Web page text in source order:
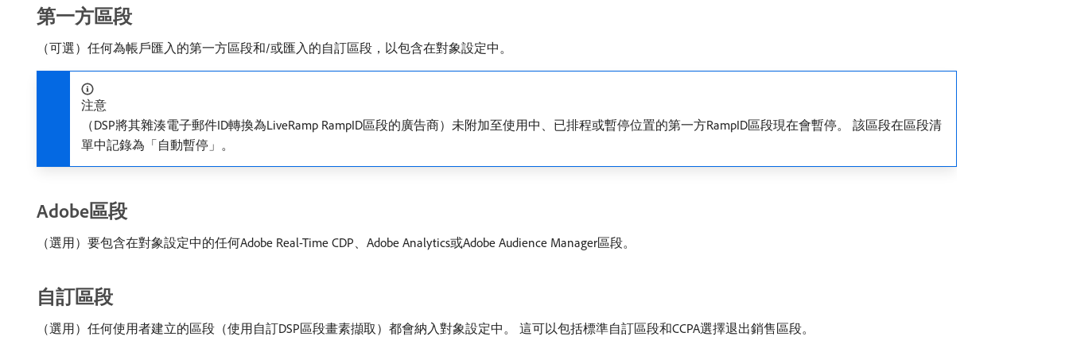
第一方區段
（可選）任何為帳戶匯入的第一方區段和/或匯入的自訂區段，以包含在對象設定中。
注意
（DSP將其雜湊電子郵件ID轉換為LiveRamp RampID區段的廣告商）未附加至使用中、已排程或暫停位置的第一方RampID區段現在會暫停。 該區段在區段清
單中記錄為「自動暫停」。
Adobe區段
（選用）要包含在對象設定中的任何Adobe Real-Time CDP、Adobe Analytics或Adobe Audience Manager區段。
自訂區段
（選用）任何使用者建立的區段（使用自訂DSP區段畫素擷取）都會納入對象設定中。 這可以包括標準自訂區段和CCPA選擇退出銷售區段。